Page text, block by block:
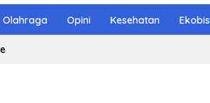
Olahraga Opini Kesehatan Ekobis